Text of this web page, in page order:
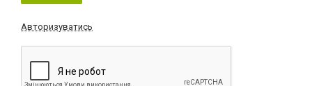
Авторизуватись